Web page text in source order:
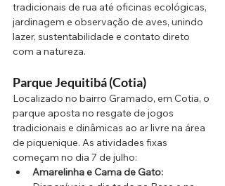
tradicionais de rua até oficinas ecológicas,
jardinagem e observação de aves, unindo
lazer, sustentabilidade e contato direto
com a natureza.
Parque Jequitibá (Cotia)
Localizado no bairro Gramado, em Cotia, o
parque aposta no resgate de jogos
tradicionais e dinâmicas ao ar livre na área
de piquenique. As atividades fixas
começam no dia 7 de julho:
Amarelinha e Cama de Gato: